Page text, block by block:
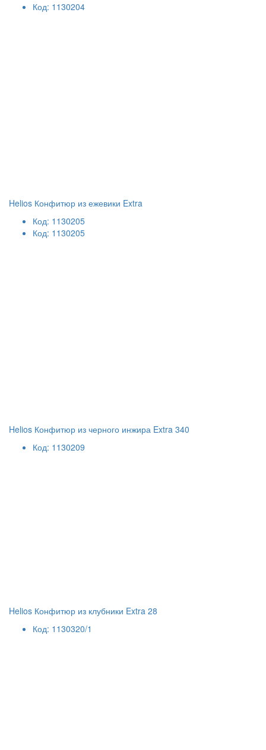
Код: 1130204
Helios Конфитюр из ежевики Extra
Код: 1130205
Код: 1130205
Helios Конфитюр из черного инжира Extra 340
Код: 1130209
Helios Конфитюр из клубники Extra 28
Код: 1130320/1